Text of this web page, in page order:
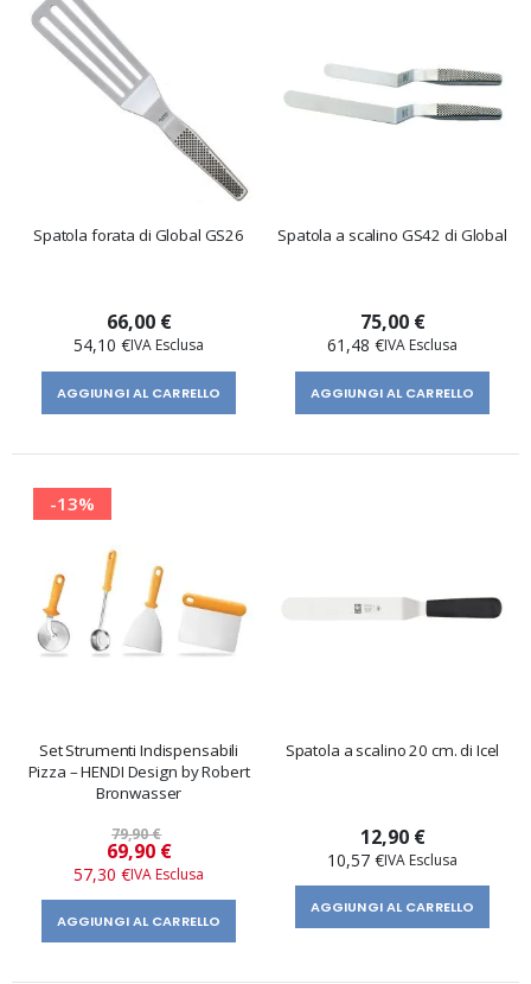
Spatola forata di Global GS26
66,00 €
54,10 €
AGGIUNGI AL CARRELLO
Spatola a scalino GS42 di Global
75,00 €
61,48 €
AGGIUNGI AL CARRELLO
-13%
Set Strumenti Indispensabili
Pizza – HENDI Design by Robert
Bronwasser
79,90 €
Prezzo
speciale
69,90 €
57,30 €
AGGIUNGI AL CARRELLO
Spatola a scalino 20 cm. di Icel
12,90 €
10,57 €
AGGIUNGI AL CARRELLO